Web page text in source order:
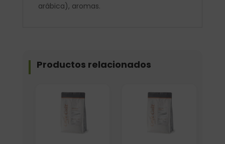
arábica), aromas.
Productos relacionados
Elige: Peso/formato Elige: Peso/formato